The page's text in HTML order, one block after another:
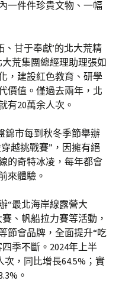
一件件珍貴文物、一幅
、甘于奉獻’的北大荒精
荒集團總經理助理張如
，建設紅色教育、研學
價值。僅過去兩年，北
有20萬余人次。
錦市每到秋冬季節舉辦
越挑戰賽”，因擁有絕
的奇特冰凌，每年都會
來體驗。
“最北海岸線露營大
、帆船拉力賽等活動，
節會品牌，全面提升“吃
季不斷。2024年上半
次，同比增長64.5%；實
。